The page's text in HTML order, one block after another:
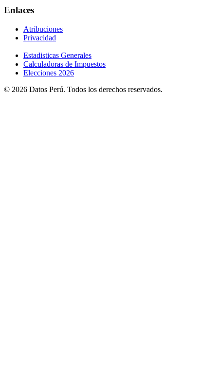
Enlaces
Atribuciones
Privacidad
Estadisticas Generales
Calculadoras de Impuestos
Elecciones 2026
© 2026 Datos Perú. Todos los derechos reservados.